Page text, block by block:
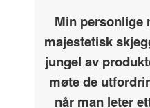
Min personlige
majestetisk
jungel av
møte de
når man leter